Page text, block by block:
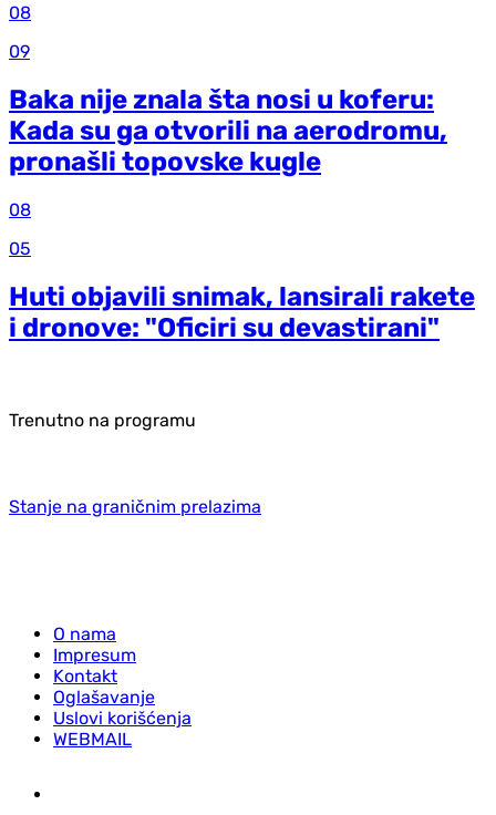
08
09
Baka nije znala šta nosi u koferu:
Kada su ga otvorili na aerodromu,
pronašli topovske kugle
08
05
Huti objavili snimak, lansirali rakete
i dronove: "Oficiri su devastirani"
Trenutno na programu
Stanje na graničnim prelazima
O nama
Impresum
Kontakt
Oglašavanje
Uslovi korišćenja
WEBMAIL